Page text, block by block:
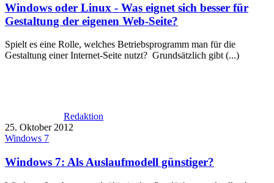
Windows oder Linux - Was eignet sich besser für
Gestaltung der eigenen Web-Seite?
Spielt es eine Rolle, welches Betriebsprogramm man für die
Gestaltung einer Internet-Seite nutzt? Grundsätzlich gibt (...)
Redaktion
25. Oktober 2012
Windows 7
Windows 7: Als Auslaufmodell günstiger?